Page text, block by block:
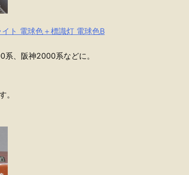
ト 電球色＋標識灯 電球色B
、阪神2000系などに。
。